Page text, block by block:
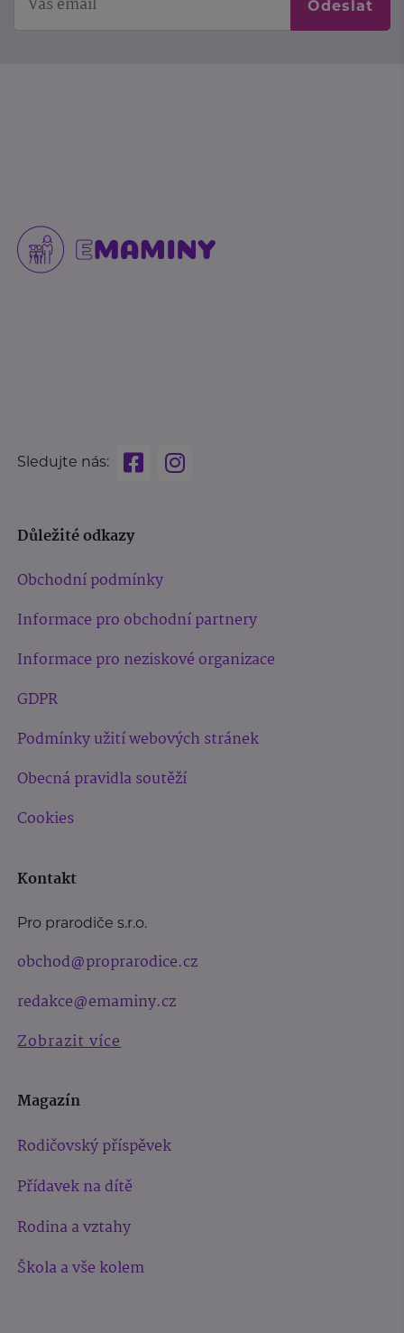
Odeslat
Sledujte nás:
Důležité odkazy
Obchodní podmínky
Informace pro obchodní partnery
Informace pro neziskové organizace
GDPR
Podmínky užití webových stránek
Obecná pravidla soutěží
Cookies
Kontakt
Pro prarodiče s.r.o.
obchod@proprarodice.cz
redakce@emaminy.cz
Zobrazit více
Magazín
Rodičovský příspěvek
Přídavek na dítě
Rodina a vztahy
Škola a vše kolem